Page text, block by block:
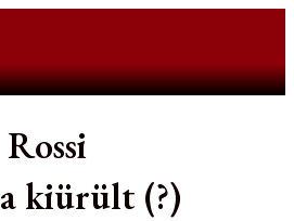
kiürült (?)